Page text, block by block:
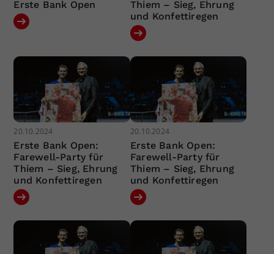
Erste Bank Open
Thiem – Sieg, Ehrung
und Konfettiregen
20.10.2024
Erste Bank Open:
Farewell-Party für
Thiem – Sieg, Ehrung
und Konfettiregen
20.10.2024
Erste Bank Open:
Farewell-Party für
Thiem – Sieg, Ehrung
und Konfettiregen